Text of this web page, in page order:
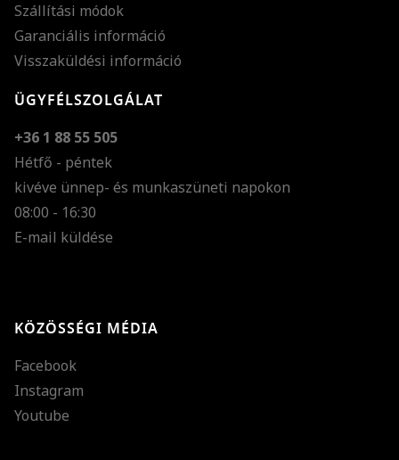
Szállítási módok
Garanciális információ
Visszaküldési információ
ÜGYFÉLSZOLGÁLAT
+36 1 88 55 505
Hétfő - péntek
kivéve ünnep- és munkaszüneti napokon
08:00 - 16:30
E-mail küldése
KÖZÖSSÉGI MÉDIA
Facebook
Instagram
Youtube